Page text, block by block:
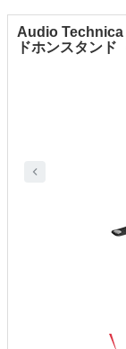
Audio Technica
ドホンスタンド